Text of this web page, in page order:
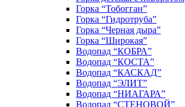
Горка “Тобогган”
Горка “Гидротруба”
Горка “Черная дыра”
Горка “Широкая”
Водопад “КОБРА”
Водопад “КОСТА”
Водопад “КАСКАД”
Водопад “ЭЛИТ”
Водопад “НИАГАРА”
Водопад “СТЕНОВОЙ”